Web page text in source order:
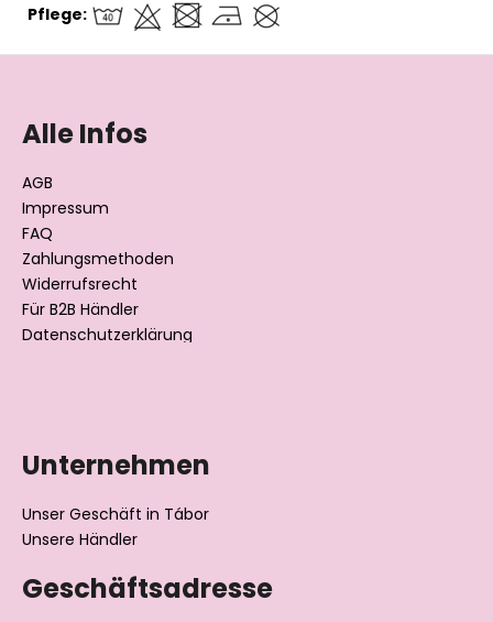
Pflege:
Alle Infos
AGB
Impressum
FAQ
Zahlungsmethoden
Widerrufsrecht
Für B2B Händler
Datenschutzerklärung
Unternehmen
Unser Geschäft in Tábor
Unsere Händler
Geschäftsadresse